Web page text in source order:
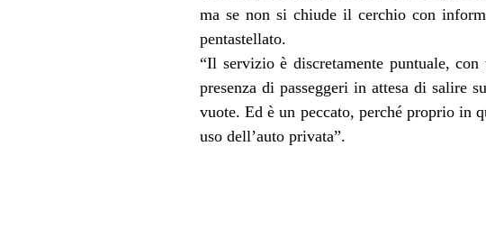
ma se non si chiude il cerchio con
pentastellato.
“Il servizio è discretamente puntuale,
presenza di passeggeri in attesa di salire
vuote. Ed è un peccato, perché proprio in
uso dell’auto privata”.